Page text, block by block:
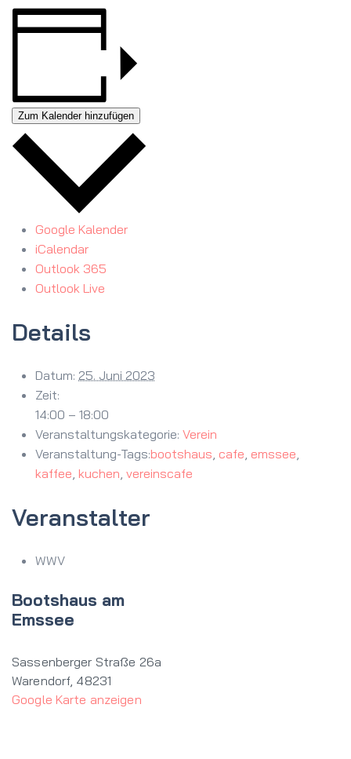
Zum Kalender hinzufügen
Google Kalender
iCalendar
Outlook 365
Outlook Live
Details
Datum: 25. Juni 2023
Zeit:
14:00 – 18:00
Veranstaltungskategorie: Verein
Veranstaltung-Tags:bootshaus cafe emssee
kaffee kuchen vereinscafe
Veranstalter
WWV
Bootshaus am
Emssee
Sassenberger Straße 26a
Warendorf, 48231
Google Karte anzeigen